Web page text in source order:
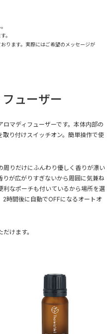
。
ります。実際にはご希望のメッセージが
ューザー
マディフューザーです。本体内部の
り付けスイッチオン。簡単操作で使
りだけにふんわり優しく香りが漂い
が広がりすぎないから周囲に気兼ね
なポーチも付いているから場所を選
時間後に自動でOFFになるオートオ
けます。